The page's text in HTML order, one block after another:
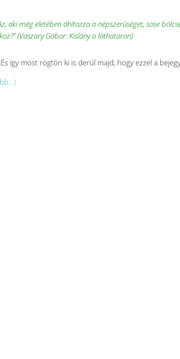
aki még életében áhítozza a népszerűséget, sose
(Vaszary Gábor: Kislány a láthatáron)
így most rögtön ki is derül majd, hogy ezzel a